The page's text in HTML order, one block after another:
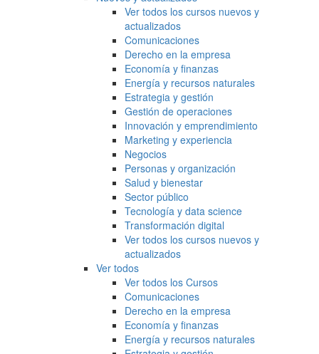
Ver todos los cursos nuevos y
actualizados
Comunicaciones
Derecho en la empresa
Economía y finanzas
Energía y recursos naturales
Estrategia y gestión
Gestión de operaciones
Innovación y emprendimiento
Marketing y experiencia
Negocios
Personas y organización
Salud y bienestar
Sector público
Tecnología y data science
Transformación digital
Ver todos los cursos nuevos y
actualizados
Ver todos
Ver todos los Cursos
Comunicaciones
Derecho en la empresa
Economía y finanzas
Energía y recursos naturales